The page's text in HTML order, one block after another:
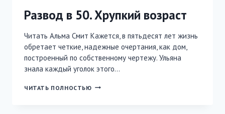
Развод в 50. Хрупкий возраст
Читать Альма Смит Кажется, в пятьдесят лет жизнь
обретает четкие, надежные очертания, как дом,
построенный по собственному чертежу. Ульяна
знала каждый уголок этого…
ЧИТАТЬ ПОЛНОСТЬЮ РАЗВОД